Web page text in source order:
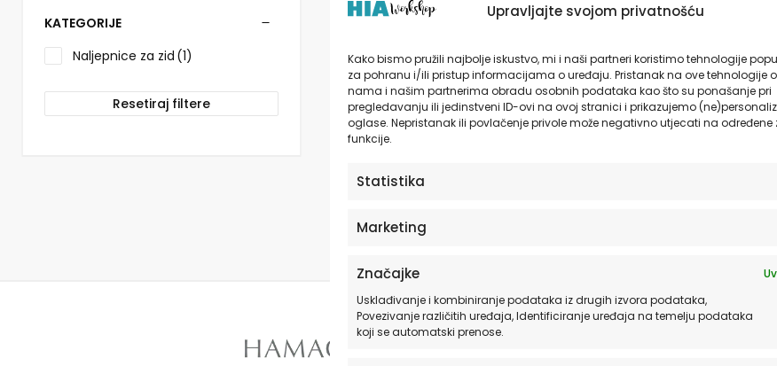
Upravljajte svojom privatnošću
Kako bismo pružili najbolje iskustvo, mi i naši partneri koristimo tehnologije
za pohranu i/ili pristup informacijama o uređaju. Pristanak na ove tehnologije
nama i našim partnerima obradu osobnih podataka kao što su ponašanje pri
pregledavanju ili jedinstveni ID-ovi na ovoj stranici i prikazujemo
oglase. Nepristanak ili povlačenje privole može negativno utjecati na određene
funkcije.
Statistika
Marketing
Značajke
Usklađivanje i kombiniranje podataka iz drugih izvora podataka,
Povezivanje različitih uređaja, Identificiranje uređaja na temelju podataka
koji se automatski prenose.
sobe | Travelling Light
od19,90€
KATEGORIJE
Naljepnice za zid (1)
Resetiraj filtere